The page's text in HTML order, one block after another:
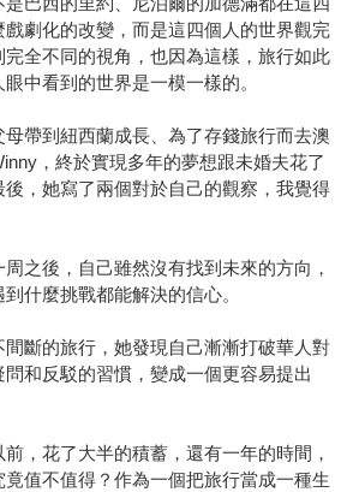
劇化的改變，而是這四個人的世界觀完
全不同的視角，也因為這樣，旅行如此
中看到的世界是一模一樣的。
帶到紐西蘭成長、為了存錢旅行而去澳
，終於實現多年的夢想跟未婚夫花了
，她寫了兩個對於自己的觀察，我覺得
之後，自己雖然沒有找到未來的方向，
什麼挑戰都能解決的信心。
斷的旅行，她發現自己漸漸打破華人對
和反駁的習慣，變成一個更容易提出
，花了大半的積蓄，還有一年的時間，
值不值得？作為一個把旅行當成一種生